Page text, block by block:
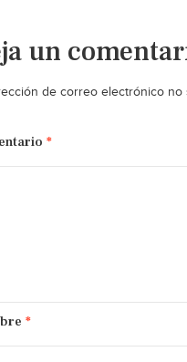
un
de correo electrónico no
*
*